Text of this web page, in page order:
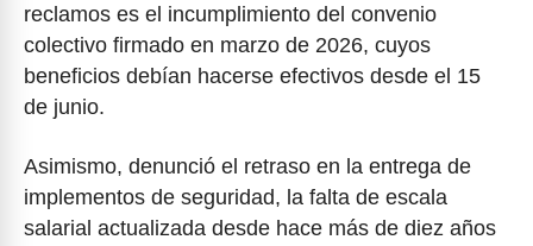
reclamos es el incumplimiento del convenio
colectivo firmado en marzo de 2026, cuyos
beneficios debían hacerse efectivos desde el 15
de junio.
Asimismo, denunció el retraso en la entrega de
implementos de seguridad, la falta de escala
salarial actualizada desde hace más de diez años